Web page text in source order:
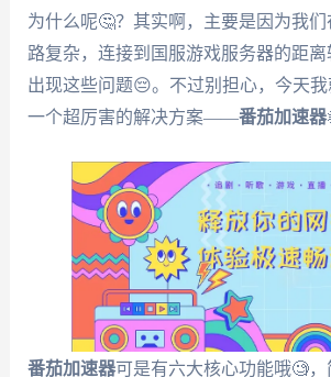
为什么呢🤔？其实啊，主要是因为我
路复杂，连接到国服游戏服务器的距
出现这些问题😔。不过别担心，今天
一个超厉害的解决方案——番茄加速器
番茄加速器可是有六大核心功能哦🧐